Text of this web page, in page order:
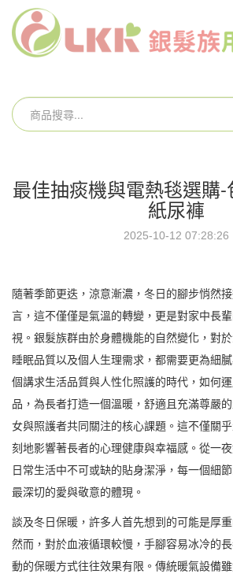
最佳抽痰機與電熱毯選購
紙尿褲
2025-10-12 07:28:26
隨著季節更迭，涼意漸濃，冬日的腳步悄然
言，這不僅僅是氣溫的轉變，更是對家中長
視。銀髮族群由於身體機能的自然變化，對
睡眠品質以及個人生理需求，都需要更為細
個講求生活品質與人性化照護的時代，如何
品，為長者打造一個溫暖，舒適且充滿尊嚴
女與照護者共同關注的核心課題。這不僅關
刻地影響著長者的心理健康與幸福感。從一
日常生活中不可或缺的貼身潔淨，每一個細
最深切的愛與敬意的體現。
談及冬日保暖，許多人首先想到的可能是厚
然而，對於血液循環較慢，手腳容易冰冷的
動的保暖方式往往效果有限。傳統暖氣設備